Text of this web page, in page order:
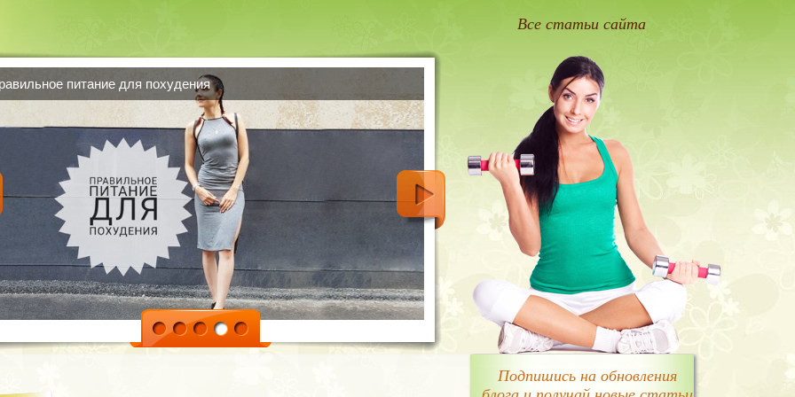
Все статьи сайта
питание для похудения
Подпишись на обновления